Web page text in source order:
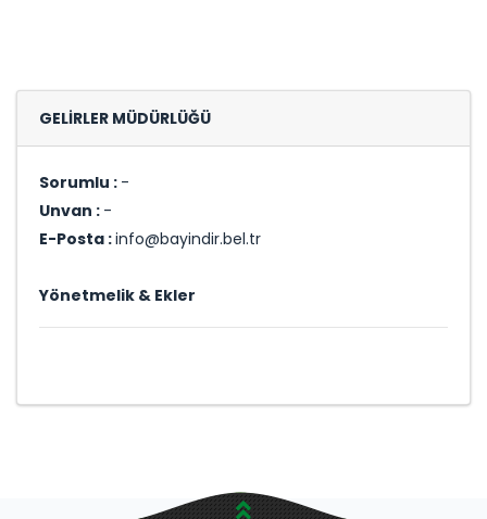
GELİRLER MÜDÜRLÜĞÜ
Sorumlu : -
Unvan : -
E-Posta :info@bayindir.bel.tr
Yönetmelik & Ekler